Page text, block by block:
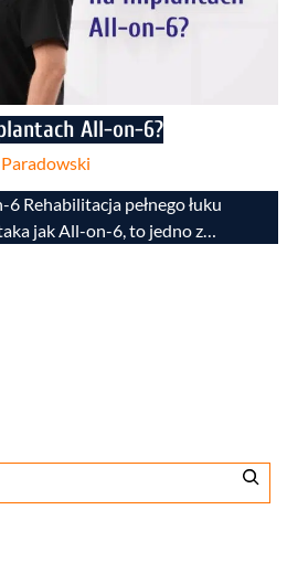
All-on-6?
Rehabilitacja pełnego łuku
jak All-on-6, to jedno z…